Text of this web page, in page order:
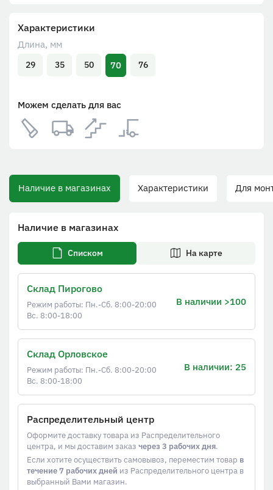
Характеристики
Длина, мм
29 35 50 70 76
Можем сделать для вас
Наличие в магазинах Характеристики Для
Наличие в магазинах
Списком На карте
Склад Пирогово
Режим работы: Пн.-Сб. 8:00-20:00
Вс. 8:00-18:00
В наличии >100
Склад Орловское
Режим работы: Пн.-Сб. 8:00-20:00
Вс. 8:00-18:00
В наличии: 25
Распределительный центр
Оформите доставку товара из Распределительного
центра, и мы доставим заказ через 3 рабочих дня.
Если хотите осуществить самовывоз, переместим товар в
течение 7 рабочих дней из Распределительного центра в
выбранный Вами магазин.